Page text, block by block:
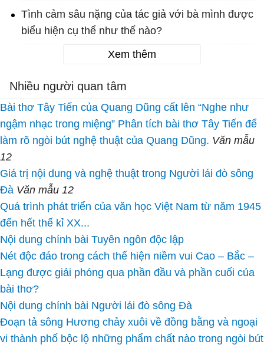
Tình cảm sâu nặng của tác giả với bà mình được
biểu hiện cụ thể như thế nào?
Xem thêm
Nhiều người quan tâm
Bài thơ Tây Tiến của Quang Dũng cất lên “Nghe như
ngậm nhạc trong miệng” Phân tích bài thơ Tây Tiến để
làm rõ ngòi bút nghệ thuật của Quang Dũng. Văn mẫu
12
Giá trị nội dung và nghệ thuật trong Người lái đò sông
Đà Văn mẫu 12
Quá trình phát triển của văn học Việt Nam từ năm 1945
đến hết thế kỉ XX...
Nội dung chính bài Tuyên ngôn độc lập
Nét độc đáo trong cách thể hiện niềm vui Cao – Bắc –
Lạng được giải phóng qua phần đầu và phần cuối của
bài thơ?
Nội dung chính bài Người lái đò sông Đà
Đoạn tả sông Hương chảy xuôi về đồng bằng và ngoại
vi thành phố bộc lộ những phẩm chất nào trong ngòi bút